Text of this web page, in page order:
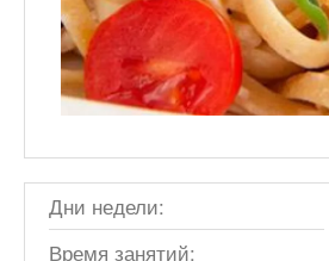
Дни недели:
Время занятий: